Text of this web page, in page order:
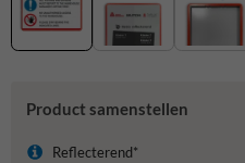
Product samenstellen
Reflecterend*